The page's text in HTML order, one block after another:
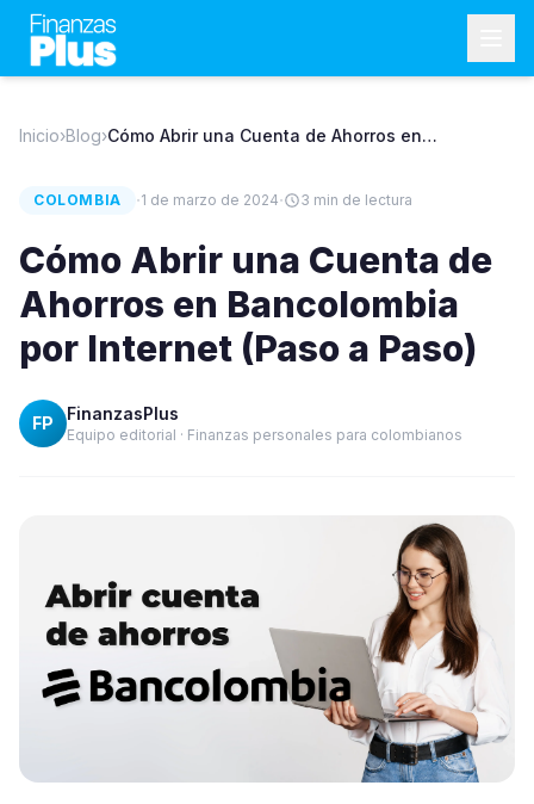
Inicio›Blog›Cómo Abrir una Cuenta de Ahorros en
COLOMBIA ·1 de marzo de 2024· 3 min de lectura
Cómo Abrir una Cuenta de
Ahorros en Bancolombia
por Internet (Paso a Paso)
FP FinanzasPlus
Equipo editorial · Finanzas personales para colombianos